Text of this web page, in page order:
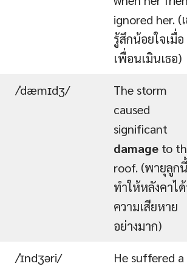
ignored her. (
รู้สึกน้อยใจเมื่อ
เพื่อนเมินเธอ)
/ˈdæmɪdʒ/
The storm
caused
significant
damage to
roof. (พายุลูกนี้
ทำให้หลังคาไ
ความเสียหาย
อย่างมาก)
/ˈɪndʒəri/
He suffered a